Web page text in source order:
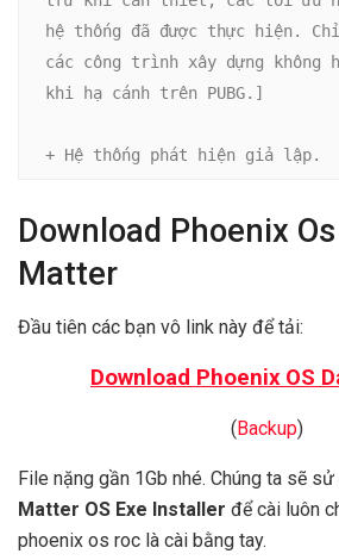
hệ thống đã được thực hiện.
các công trình xây dựng không
khi hạ cánh trên PUBG.]
+ Hệ thống phát hiện giả lập.
Download Phoenix
Matter
Đầu tiên các bạn vô link này để tải:
Download Phoenix OS
(Backup)
File nặng gần 1Gb nhé. Chúng ta sẽ
Matter OS Exe Installer để cài luôn
phoenix os roc là cài bằng tay.